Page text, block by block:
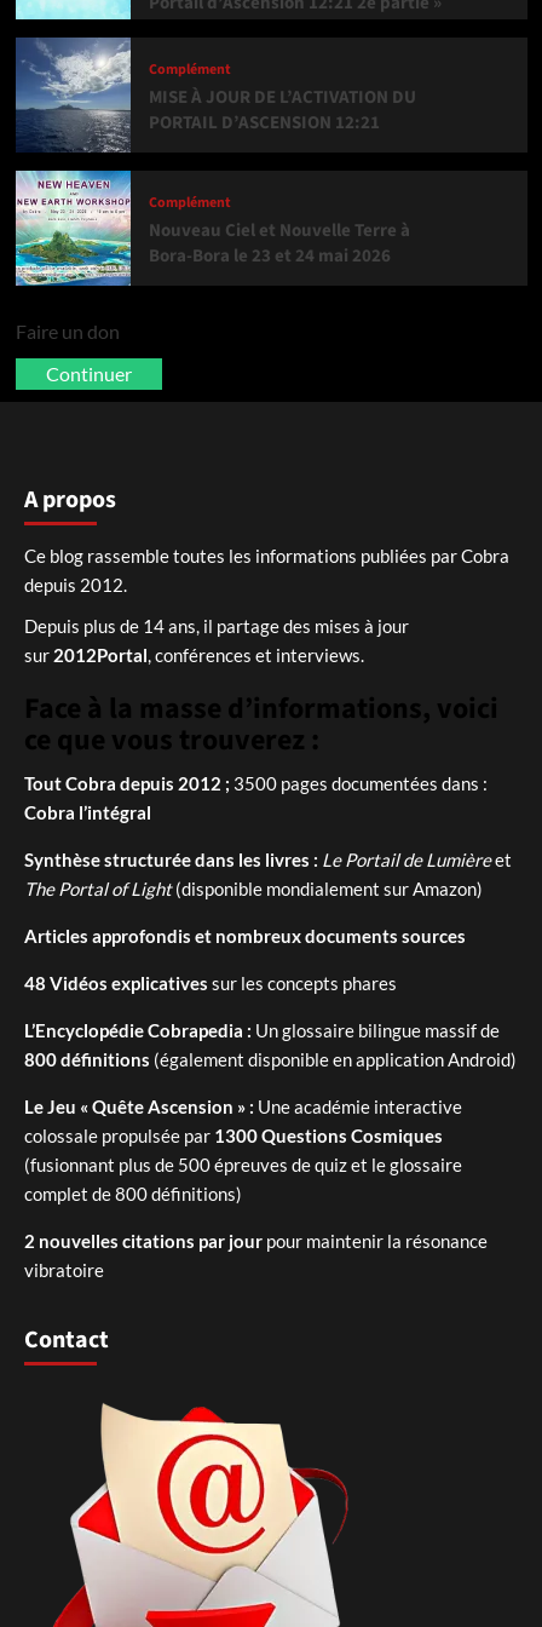
Complément
MISE À JOUR DE L’ACTIVATION DU
PORTAIL D’ASCENSION 12:21
Complément
Nouveau Ciel et Nouvelle Terre à
Bora-Bora le 23 et 24 mai 2026
Faire un don
Continuer
A propos
Ce blog rassemble toutes les informations publiées par Cobra
depuis 2012.
Depuis plus de 14 ans, il partage des mises à jour
sur 2012Portal, conférences et interviews.
Face à la masse d’informations, voici
ce que vous trouverez :
Tout Cobra depuis 2012 ; 3500 pages documentées dans :
Cobra l’intégral
Synthèse structurée dans les livres : Le Portail de Lumièreet
The Portal of Light(disponible mondialement sur Amazon)
Articles approfondis et nombreux documents sources
48 Vidéos explicatives sur les concepts phares
L’Encyclopédie Cobrapedia : Un glossaire bilingue massif de
800 définitions (également disponible en application Android)
Le Jeu « Quête Ascension » : Une académie interactive
colossale propulsée par 1300 Questions Cosmiques
(fusionnant plus de 500 épreuves de quiz et le glossaire
complet de 800 définitions)
2 nouvelles citations par jour pour maintenir la résonance
vibratoire
Contact